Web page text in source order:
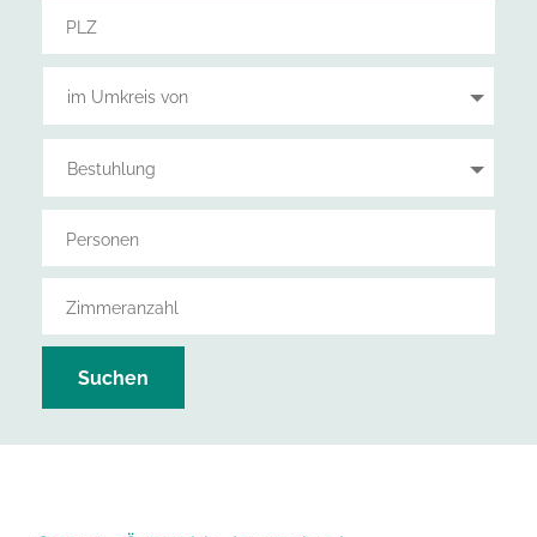
Suchen